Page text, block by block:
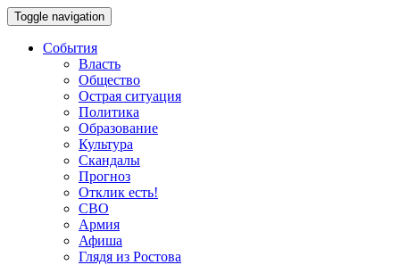
Toggle navigation
События
Власть
Общество
Острая ситуация
Политика
Образование
Культура
Скандалы
Прогноз
Отклик есть!
СВО
Армия
Афиша
Глядя из Ростова